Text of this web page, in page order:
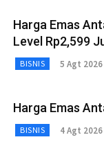
Harga Emas
Level Rp2,599
BISNIS 5 Agt 2026
Harga Emas
BISNIS 4 Agt 2026